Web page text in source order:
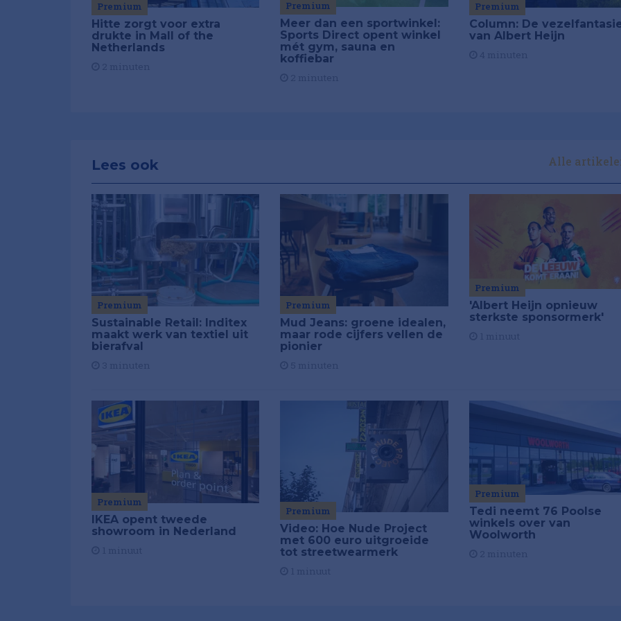
Premium
Hitte zorgt voor extra
drukte in Mall of the
Netherlands
Premium
Meer dan een sportwinkel:
Sports Direct opent winkel
mét gym, sauna en
koffiebar
Premium
Column: De
van Albert Heijn
Lees ook Alle
Premium
Sustainable Retail: Inditex
maakt werk van textiel uit
bierafval
Premium
Mud Jeans: groene idealen,
maar rode cijfers vellen de
pionier
Premium
'Albert Heijn opnieuw
sterkste sponsormerk'
Premium
IKEA opent tweede
showroom in Nederland
Premium
Video: Hoe Nude Project
met 600 euro uitgroeide
tot streetwearmerk
Premium
Tedi neemt 76 Poolse
winkels over van
Woolworth